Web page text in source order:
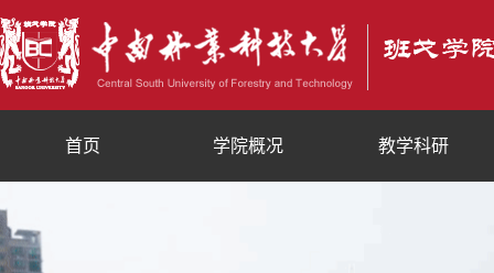
首页 学院概况 教学科研